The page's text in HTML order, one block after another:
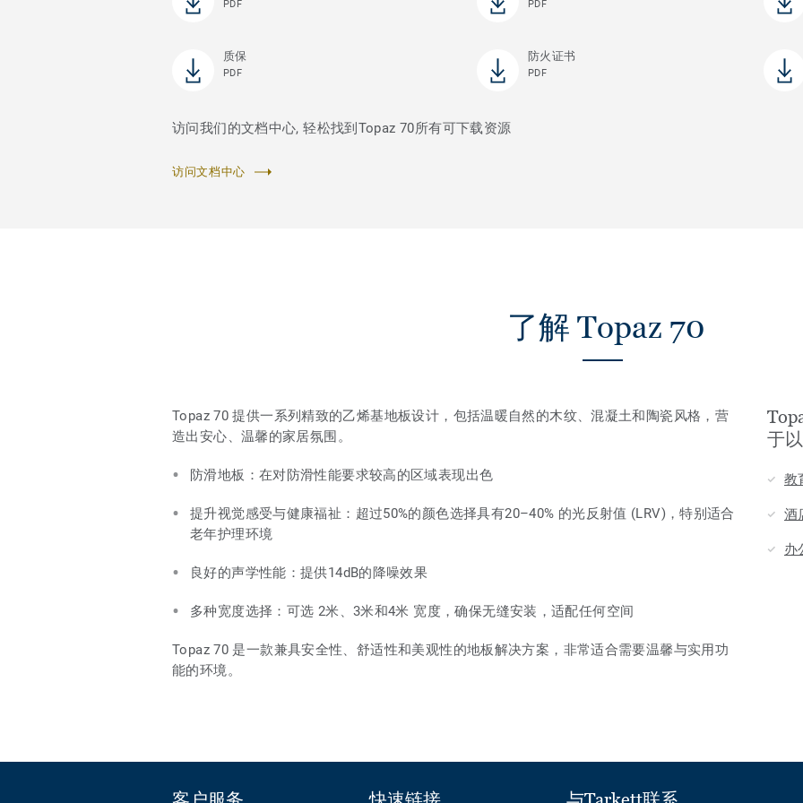
PDF PDF
质保
PDF
防火证书
PDF
访问我们的文档中心, 轻松找到Topaz 70所有可下载资源
访问文档中心
了解 Topaz 70
Topaz 70 提供一系列精致的乙烯基地板设计，包括温暖自然的木纹、混凝土和陶瓷风格，营
造出安心、温馨的家居氛围。
防滑地板：在对防滑性能要求较高的区域表现出色
提升视觉感受与健康福祉：超过50%的颜色选择具有20–40% 的光反射值 (LRV)，特别适合
老年护理环境
良好的声学性能：提供14dB的降噪效果
多种宽度选择：可选 2米、3米和4米 宽度，确保无缝安装，适配任何空间
Topaz 70 是一款兼具安全性、舒适性和美观性的地板解决方案，非常适合需要温馨与实用功
能的环境。
于
教
酒
办